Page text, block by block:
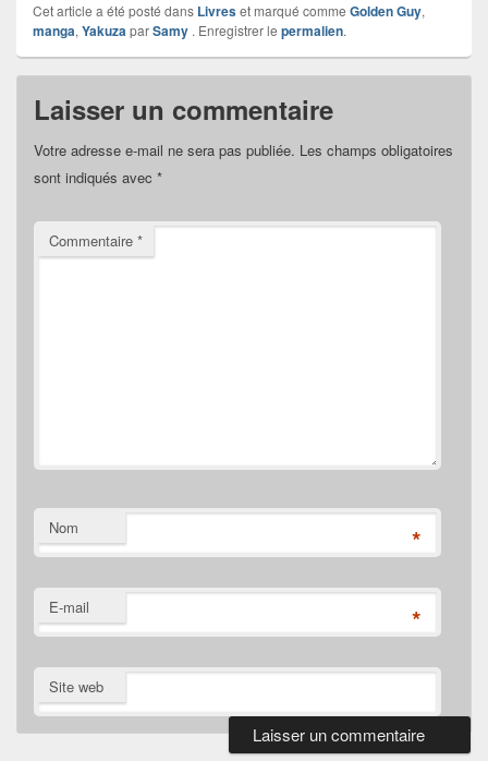
Cet article a été posté dans Livreset marqué comme Golden Guy,
manga, YakuzaparSamy . Enregistrer le permalien.
Laisser un commentaire
Votre adresse e-mail ne sera pas publiée. Les champs obligatoires
sont indiqués avec *
Commentaire *
Nom *
E-mail *
Site web